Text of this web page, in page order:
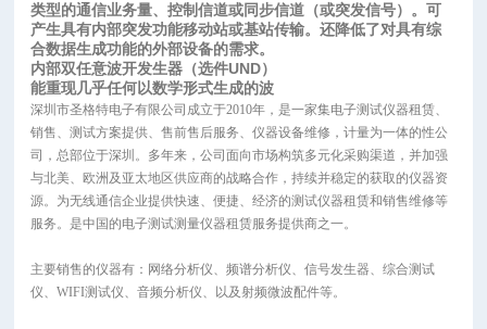
类型的通信业务量、控制信道或同步信道（或突发信号）。可
产生具有内部突发功能移动站或基站传输。还降低了对具有综
合数据生成功能的外部设备的需求。
内部双任意波开发生器（选件UND）
能重现几乎任何以数学形式生成的波
深圳市圣格特电子有限公司成立于2010年，是一家集电子测试仪器租赁、
销售、测试方案提供、售前售后服务、仪器设备维修，计量为一体的性公
司，总部位于深圳。多年来，公司面向市场构筑多元化采购渠道，并加强
与北美、欧洲及亚太地区供应商的战略合作，持续并稳定的获取的仪器资
源。为无线通信企业提供快速、便捷、经济的测试仪器租赁和销售维修等
服务。是中国的电子测试测量仪器租赁服务提供商之一。
主要销售的仪器有：网络分析仪、频谱分析仪、信号发生器、综合测试
仪、WIFI测试仪、音频分析仪、以及射频微波配件等。